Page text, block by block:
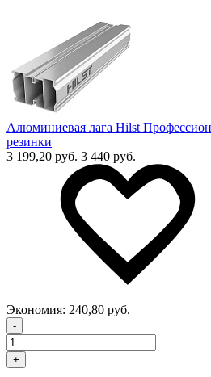
Алюминиевая лага Hilst
резинки
3 199,20 руб. 3 440 руб.
Экономия: 240,80 руб.
-
+